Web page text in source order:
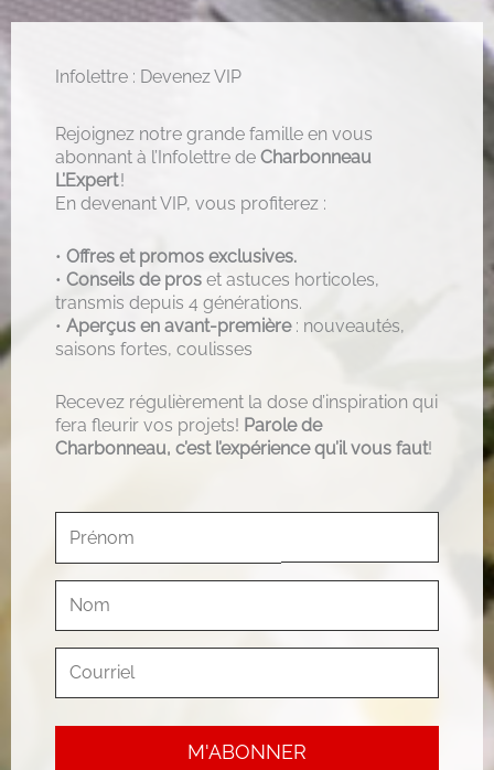
Infolettre : Devenez VIP
Rejoignez notre grande famille en vous
abonnant à l’Infolettre de Charbonneau
L’Expert!
En devenant VIP, vous profiterez :
• Offres et promos exclusives.
• Conseils de pros et astuces horticoles,
transmis depuis 4 générations.
• Aperçus en avant-première: nouveautés,
saisons fortes, coulisses
Recevez régulièrement la dose d’inspiration qui
fera fleurir vos projets! Parole de
Charbonneau, c’est l’expérience qu’il vous faut!